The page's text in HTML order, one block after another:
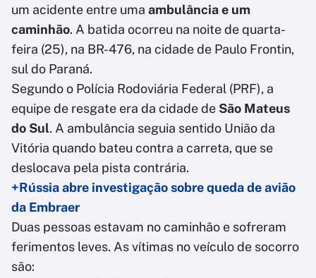
um acidente entre uma ambulância e um
caminhão. A batida ocorreu na noite de quarta-
feira (25), na BR-476, na cidade de Paulo Frontin,
sul do Paraná.
Segundo o Polícia Rodoviária Federal (PRF), a
equipe de resgate era da cidade de São Mateus
do Sul. A ambulância seguia sentido União da
Vitória quando bateu contra a carreta, que se
deslocava pela pista contrária.
+Rússia abre investigação sobre queda de avião
da Embraer
Duas pessoas estavam no caminhão e sofreram
ferimentos leves. As vítimas no veículo de socorro
são: